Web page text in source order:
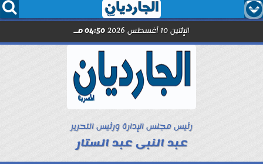
  
الإثنين 10 أغسطس 2026 04:50 مـ
رئيس مجلس الإدارة ورئيس التحرير
عبد النبى عبد الستار